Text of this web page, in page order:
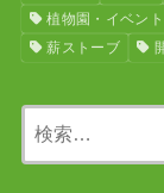
植物園・イベント
薪ストーブ